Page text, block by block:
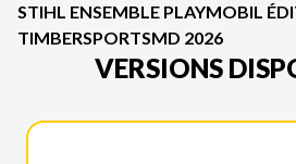
STIHL ENSEMBLE PLAYMOBIL
TIMBERSPORTSMD 2026
VERSIONS